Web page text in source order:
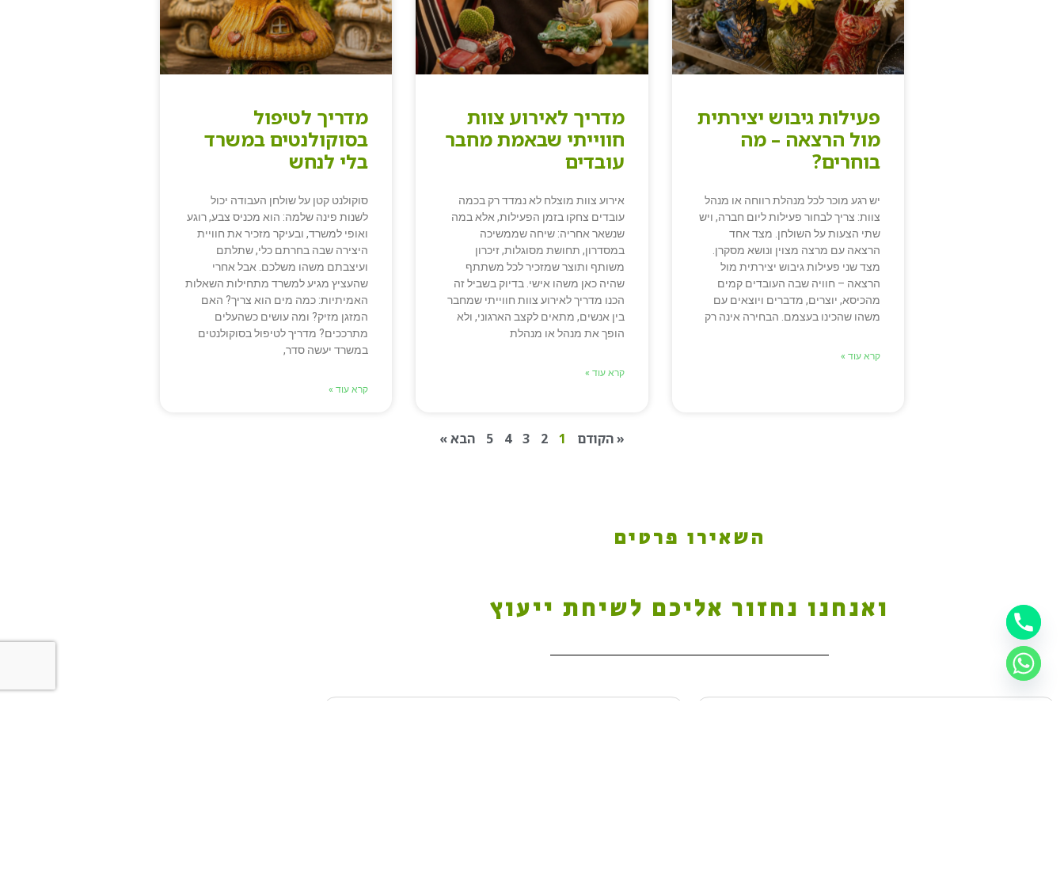
פעילות גיבוש יצירתית
מול הרצאה – מה
בוחרים?
יש רגע מוכר לכל מנהלת רווחה או מנהל
צוות: צריך לבחור פעילות ליום חברה, ויש
שתי הצעות על השולחן. מצד אחד
הרצאה עם מרצה מצוין ונושא מסקרן.
מצד שני פעילות גיבוש יצירתית מול
הרצאה – חוויה שבה העובדים קמים
מהכיסא, יוצרים, מדברים ויוצאים עם
משהו שהכינו בעצמם. הבחירה אינה רק
קרא עוד »
מדריך לאירוע צוות
חווייתי שבאמת מחבר
עובדים
אירוע צוות מוצלח לא נמדד רק בכמה
עובדים צחקו בזמן הפעילות, אלא במה
שנשאר אחריה: שיחה שממשיכה
במסדרון, תחושת מסוגלות, זיכרון
משותף ותוצר שמזכיר לכל משתתף
שהיה כאן משהו אישי. בדיוק בשביל זה
הכנו מדריך לאירוע צוות חווייתי שמחבר
בין אנשים, מתאים לקצב הארגוני, ולא
הופך את מנהל או מנהלת
קרא עוד »
מדריך לטיפול
בסוקולנטים במשרד
בלי לנחש
סוקולנט קטן על שולחן העבודה יכול
לשנות פינה שלמה: הוא מכניס צבע, רוגע
ואופי למשרד, ובעיקר מזכיר את חוויית
היצירה שבה בחרתם כלי, שתלתם
ועיצבתם משהו משלכם. אבל אחרי
שהעציץ מגיע למשרד מתחילות השאלות
האמיתיות: כמה מים הוא צריך? האם
המזגן מזיק? ומה עושים כשהעלים
מתרככים? מדריך לטיפול בסוקולנטים
במשרד יעשה סדר,
קרא עוד »
« הקודם 1
2
3
4
5 הבא »
השאירו פרטים
ואנחנו נחזור אליכם לשיחת ייעוץ